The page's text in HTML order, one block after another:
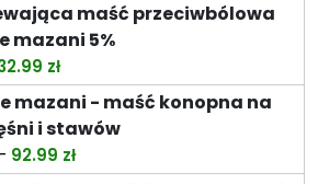
maść przeciwbólowa
mazani 5%
wynosiła:
zł.
złAktualna
cena
wynosi:
32.99 zł.
mazani - maść konopna na
i stawów
92.99 złZakres